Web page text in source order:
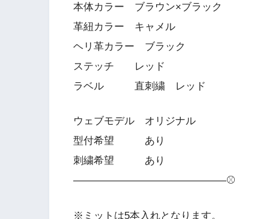
本体カラー ブラウン×ブラック
革紐カラー キャメル
ヘリ革カラー ブラック
ステッチ レッド
ラベル 直刺繍 レッド
ウェブモデル オリジナル
型付希望 あり
刺繍希望 あり
———————————————⚾️
※ミットは5本入れとなります。